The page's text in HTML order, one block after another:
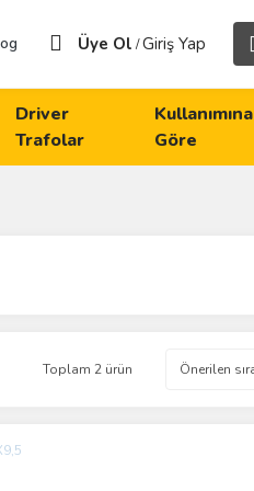
Üye Ol /Giriş Yap
Driver
Trafolar
Kullanımına
Göre
Toplam 2 ürün